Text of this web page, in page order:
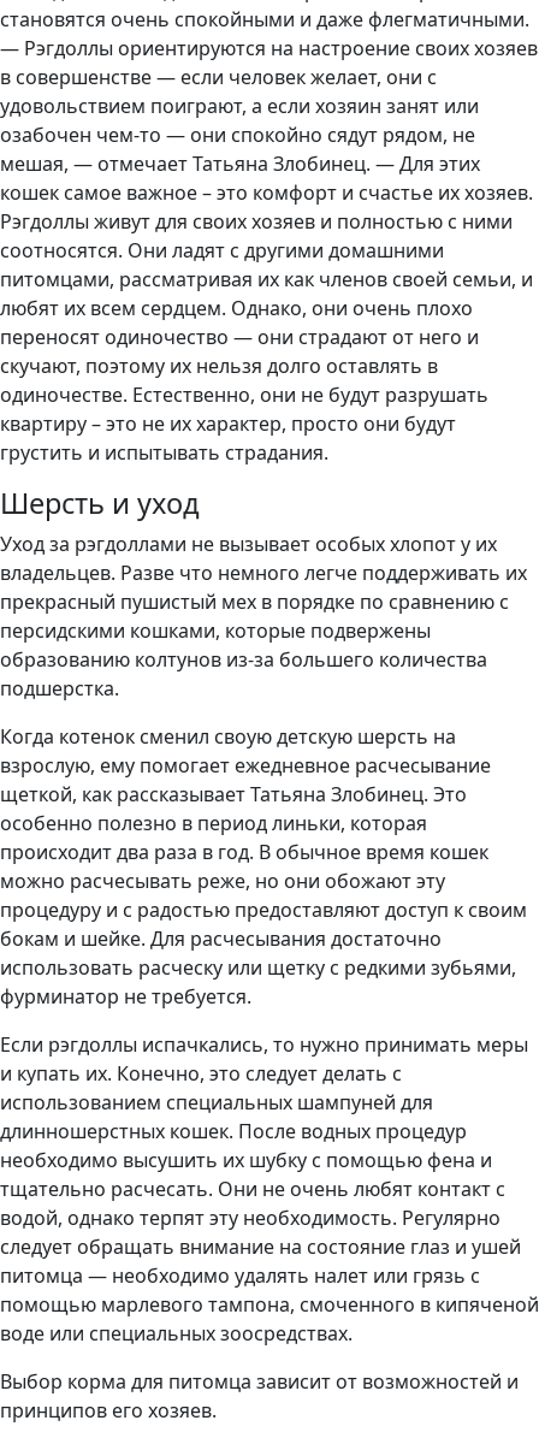
становятся очень спокойными и даже флегматичными.
— Рэгдоллы ориентируются на настроение своих хозяев
в совершенстве — если человек желает, они с
удовольствием поиграют, а если хозяин занят или
озабочен чем-то — они спокойно сядут рядом, не
мешая, — отмечает Татьяна Злобинец. — Для этих
кошек самое важное – это комфорт и счастье их хозяев.
Рэгдоллы живут для своих хозяев и полностью с ними
соотносятся. Они ладят с другими домашними
питомцами, рассматривая их как членов своей семьи, и
любят их всем сердцем. Однако, они очень плохо
переносят одиночество — они страдают от него и
скучают, поэтому их нельзя долго оставлять в
одиночестве. Естественно, они не будут разрушать
квартиру – это не их характер, просто они будут
грустить и испытывать страдания.
Шерсть и уход
Уход за рэгдоллами не вызывает особых хлопот у их
владельцев. Разве что немного легче поддерживать их
прекрасный пушистый мех в порядке по сравнению с
персидскими кошками, которые подвержены
образованию колтунов из-за большего количества
подшерстка.
Когда котенок сменил своую детскую шерсть на
взрослую, ему помогает ежедневное расчесывание
щеткой, как рассказывает Татьяна Злобинец. Это
особенно полезно в период линьки, которая
происходит два раза в год. В обычное время кошек
можно расчесывать реже, но они обожают эту
процедуру и с радостью предоставляют доступ к своим
бокам и шейке. Для расчесывания достаточно
использовать расческу или щетку с редкими зубьями,
фурминатор не требуется.
Если рэгдоллы испачкались, то нужно принимать меры
и купать их. Конечно, это следует делать с
использованием специальных шампуней для
длинношерстных кошек. После водных процедур
необходимо высушить их шубку с помощью фена и
тщательно расчесать. Они не очень любят контакт с
водой, однако терпят эту необходимость. Регулярно
следует обращать внимание на состояние глаз и ушей
питомца — необходимо удалять налет или грязь с
помощью марлевого тампона, смоченного в кипяченой
воде или специальных зоосредствах.
Выбор корма для питомца зависит от возможностей и
принципов его хозяев.